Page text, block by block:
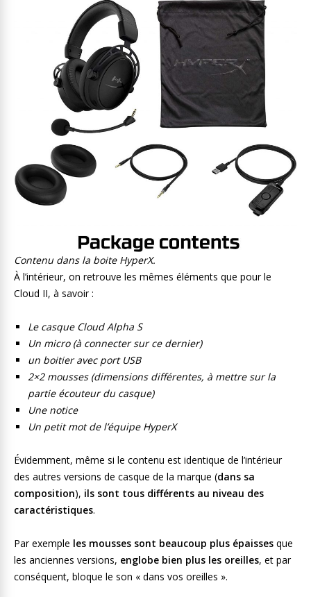
Contenu dans la boite HyperX.
À l’intérieur, on retrouve les mêmes éléments que pour le
Cloud II, à savoir :
Le casque Cloud Alpha S
Un micro (à connecter sur ce dernier)
un boitier avec port USB
2×2 mousses (dimensions différentes, à mettre sur la
partie écouteur du casque)
Une notice
Un petit mot de l’équipe HyperX
Évidemment, même si le contenu est identique de l’intérieur
des autres versions de casque de la marque (dans sa
composition), ils sont tous différents au niveau des
caractéristiques.
Par exemple les mousses sont beaucoup plus épaisses que
les anciennes versions, englobe bien plus les oreilles, et par
conséquent, bloque le son « dans vos oreilles ».